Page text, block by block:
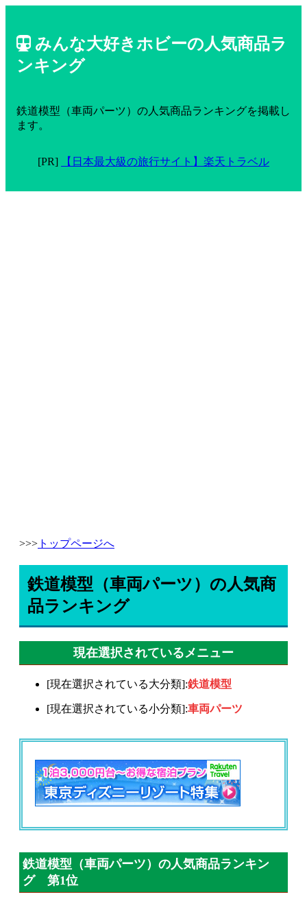
みんな大好きホビーの人気商品ラ
ンキング
鉄道模型（車両パーツ）の人気商品ランキングを掲載し
ます。
[PR] 【日本最大級の旅行サイト】楽天トラベル
>>> トップページへ
鉄道模型（車両パーツ）の人気商
品ランキング
現在選択されているメニュー
[現在選択されている大分類]:鉄道模型
[現在選択されている小分類]:車両パーツ
鉄道模型（車両パーツ）の人気商品ランキン
グ 第1位